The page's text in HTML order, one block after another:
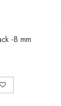
Cercei Argint 925- Perle Black -8 mm